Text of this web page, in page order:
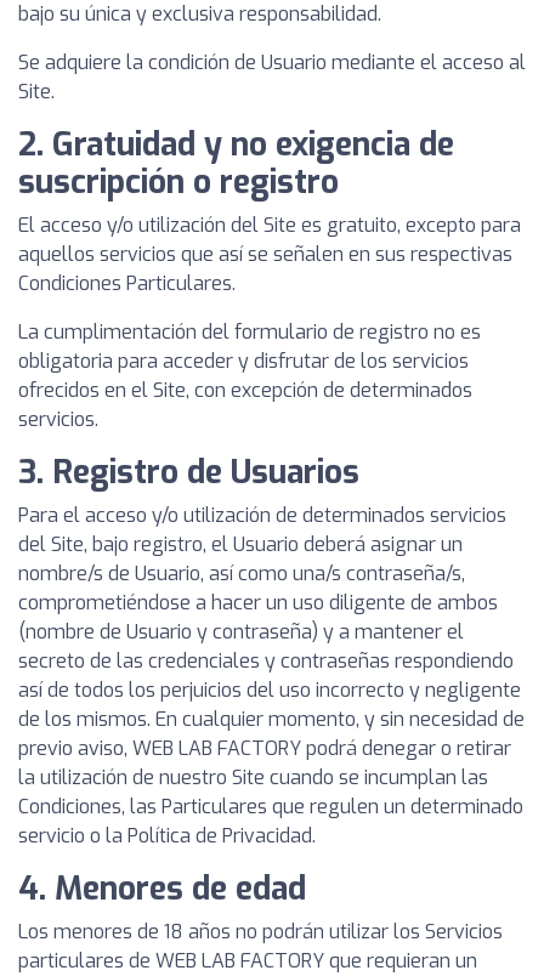
bajo su única y exclusiva responsabilidad.
Se adquiere la condición de Usuario mediante el acceso al
Site.
2. Gratuidad y no exigencia de
suscripción o registro
El acceso y/o utilización del Site es gratuito, excepto para
aquellos servicios que así se señalen en sus respectivas
Condiciones Particulares.
La cumplimentación del formulario de registro no es
obligatoria para acceder y disfrutar de los servicios
ofrecidos en el Site, con excepción de determinados
servicios.
3. Registro de Usuarios
Para el acceso y/o utilización de determinados servicios
del Site, bajo registro, el Usuario deberá asignar un
nombre/s de Usuario, así como una/s contraseña/s,
comprometiéndose a hacer un uso diligente de ambos
(nombre de Usuario y contraseña) y a mantener el
secreto de las credenciales y contraseñas respondiendo
así de todos los perjuicios del uso incorrecto y negligente
de los mismos. En cualquier momento, y sin necesidad de
previo aviso, WEB LAB FACTORY podrá denegar o retirar
la utilización de nuestro Site cuando se incumplan las
Condiciones, las Particulares que regulen un determinado
servicio o la Política de Privacidad.
4. Menores de edad
Los menores de 18 años no podrán utilizar los Servicios
particulares de WEB LAB FACTORY que requieran un